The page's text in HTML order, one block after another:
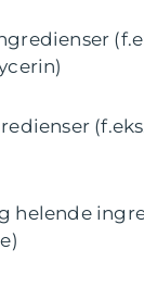
helende